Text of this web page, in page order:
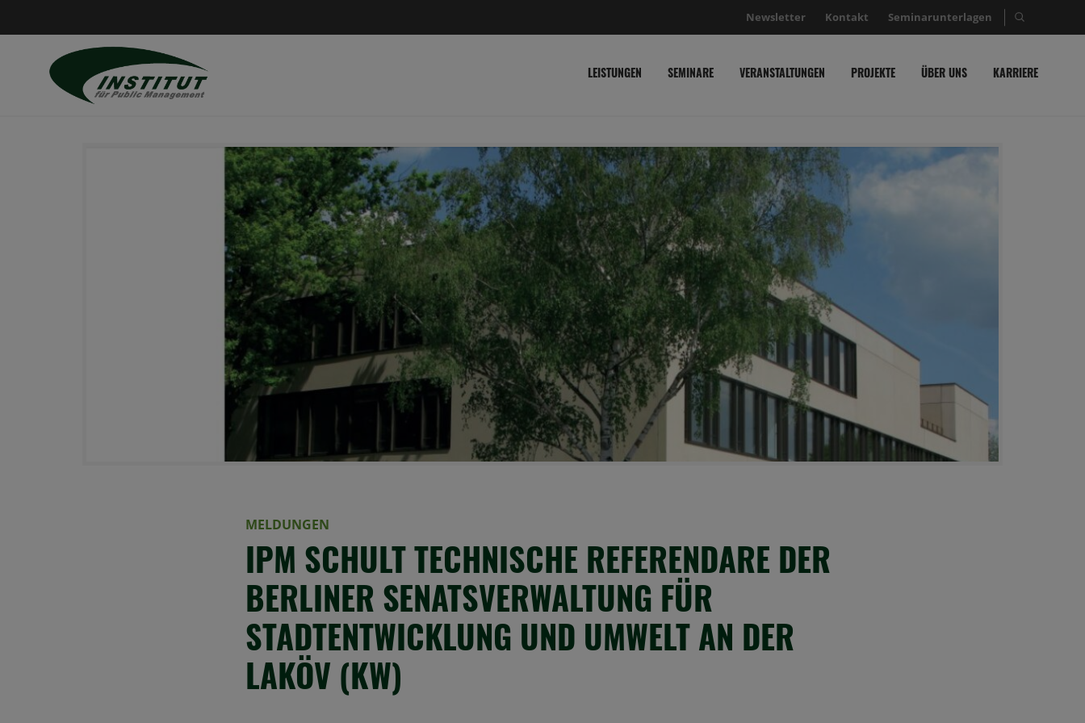
Newsletter Kontakt Seminarunterlagen Suche
LEISTUNGEN SEMINARE VERANSTALTUNGEN PROJEKTE ÜBER UNS KARRIERE
MELDUNGEN
IPM SCHULT TECHNISCHE REFERENDARE DER
BERLINER SENATSVERWALTUNG FÜR
STADTENTWICKLUNG UND UMWELT AN DER
LAKÖV (KW)